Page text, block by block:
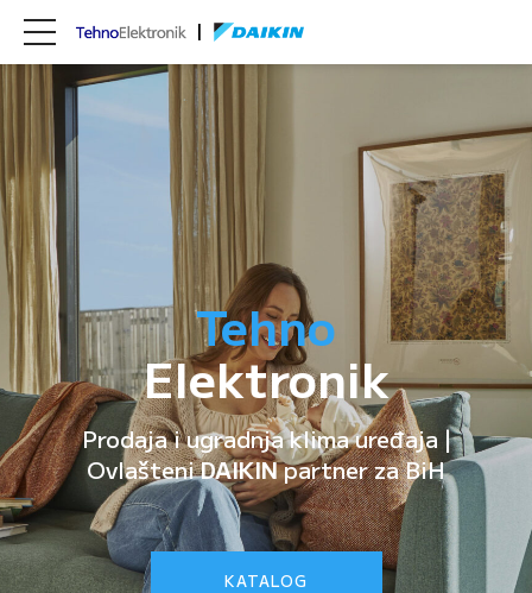
Tehno
Elektronik
Prodaja i ugradnja klima uređaja |
OvlašteniDAIKINpartner za BiH
KATALOG